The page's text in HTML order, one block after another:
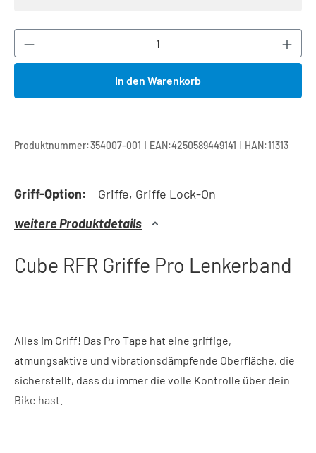
Produkt Anzahl: Gib den gewünschten
In den Warenkorb
Produktnummer:354007-001 | EAN:4250589449141 | HAN:11313
Griff-Option:
Griffe, Griffe Lock-On
weitere Produktdetails
Cube RFR Griffe Pro Lenkerband
Alles im Griff! Das Pro Tape hat eine griffige,
atmungsaktive und vibrationsdämpfende Oberfläche, die
sicherstellt, dass du immer die volle Kontrolle über dein
Bike hast.